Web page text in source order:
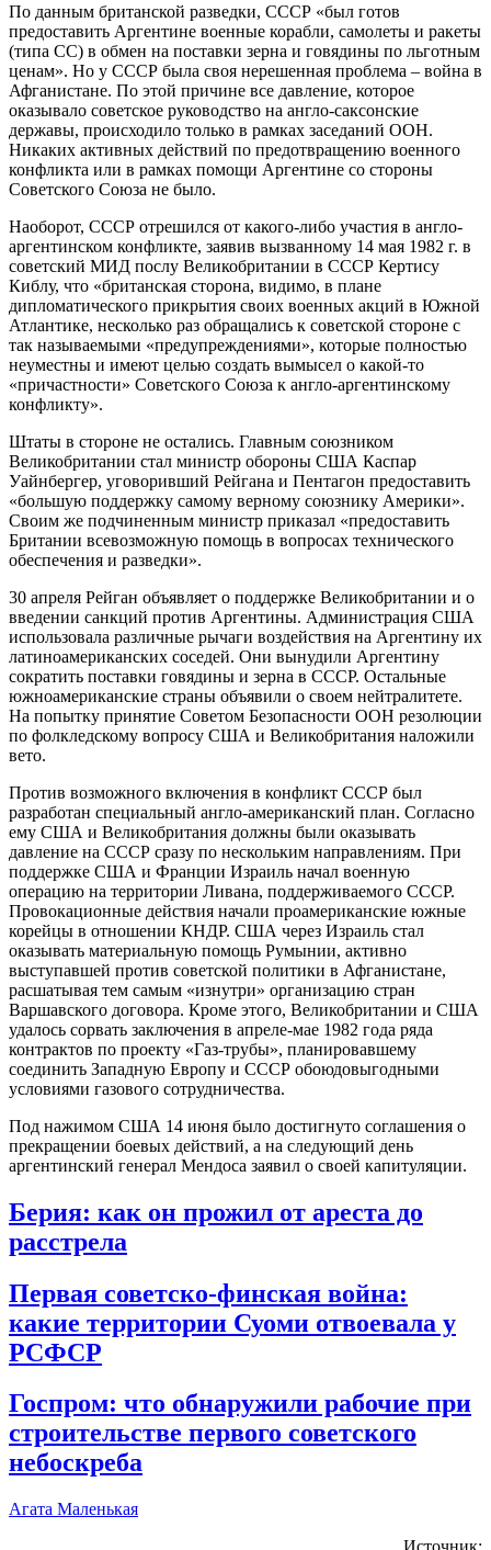
По данным британской разведки, СССР «был готов
предоставить Аргентине военные корабли, самолеты и ракеты
(типа СС) в обмен на поставки зерна и говядины по льготным
ценам». Но у СССР была своя нерешенная проблема – война в
Афганистане. По этой причине все давление, которое
оказывало советское руководство на англо-саксонские
державы, происходило только в рамках заседаний ООН.
Никаких активных действий по предотвращению военного
конфликта или в рамках помощи Аргентине со стороны
Советского Союза не было.
Наоборот, СССР отрешился от какого-либо участия в англо-
аргентинском конфликте, заявив вызванному 14 мая 1982 г. в
советский МИД послу Великобритании в СССР Кертису
Киблу, что «британская сторона, видимо, в плане
дипломатического прикрытия своих военных акций в Южной
Атлантике, несколько раз обращались к советской стороне с
так называемыми «предупреждениями», которые полностью
неуместны и имеют целью создать вымысел о какой-то
«причастности» Советского Союза к англо-аргентинскому
конфликту».
Штаты в стороне не остались. Главным союзником
Великобритании стал министр обороны США Каспар
Уайнбергер, уговоривший Рейгана и Пентагон предоставить
«большую поддержку самому верному союзнику Америки».
Своим же подчиненным министр приказал «предоставить
Британии всевозможную помощь в вопросах технического
обеспечения и разведки».
30 апреля Рейган объявляет о поддержке Великобритании и о
введении санкций против Аргентины. Администрация США
использовала различные рычаги воздействия на Аргентину их
латиноамериканских соседей. Они вынудили Аргентину
сократить поставки говядины и зерна в СССР. Остальные
южноамериканские страны объявили о своем нейтралитете.
На попытку принятие Советом Безопасности ООН резолюции
по фолкледскому вопросу США и Великобритания наложили
вето.
Против возможного включения в конфликт СССР был
разработан специальный англо-американский план. Согласно
ему США и Великобритания должны были оказывать
давление на СССР сразу по нескольким направлениям. При
поддержке США и Франции Израиль начал военную
операцию на территории Ливана, поддерживаемого СССР.
Провокационные действия начали проамериканские южные
корейцы в отношении КНДР. США через Израиль стал
оказывать материальную помощь Румынии, активно
выступавшей против советской политики в Афганистане,
расшатывая тем самым «изнутри» организацию стран
Варшавского договора. Кроме этого, Великобритании и США
удалось сорвать заключения в апреле-мае 1982 года ряда
контрактов по проекту «Газ-трубы», планировавшему
соединить Западную Европу и СССР обоюдовыгодными
условиями газового сотрудничества.
Под нажимом США 14 июня было достигнуто соглашения о
прекращении боевых действий, а на следующий день
аргентинский генерал Мендоса заявил о своей капитуляции.
Берия: как он прожил от ареста до
расстрела
Первая советско-финская война:
какие территории Суоми отвоевала у
РСФСР
Госпром: что обнаружили рабочие при
строительстве первого советского
небоскреба
Агата Маленькая